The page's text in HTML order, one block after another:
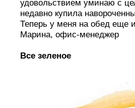
удовольствием уминаю с
недавно купила
Теперь у меня на обед еще
Марина, офис-менеджер
Все зеленое